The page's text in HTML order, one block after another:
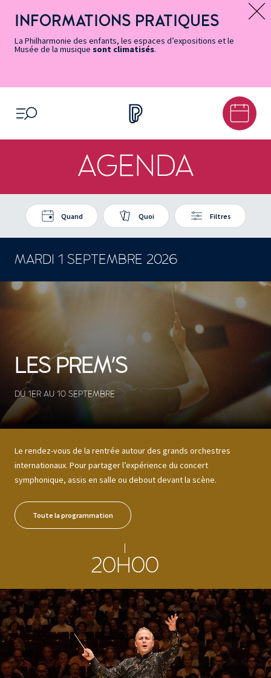
page
Accessibilité
accès
rapides
principal
contenu
principal
page
Message d’information
INFORMATIONS PRATIQUES
La Philharmonie des enfants, les espaces d’expositions et le
Musée de la musique sont climatisés.
OUVRIR LE MENU
AGENDA
MARDI 1 SEPTEMBRE 2026
Quand Quoi Filtres
10 résultats
CONCERTS ET SPECTACLES
Le rendez-vous de la rentrée autour des grands orchestres
internationaux. Pour partager l’expérience du concert
symphonique, assis en salle ou debout devant la scène.
Toute la programmation
LES PREM'S
DU 1ER AU 10 SEPTEMBRE
20H00